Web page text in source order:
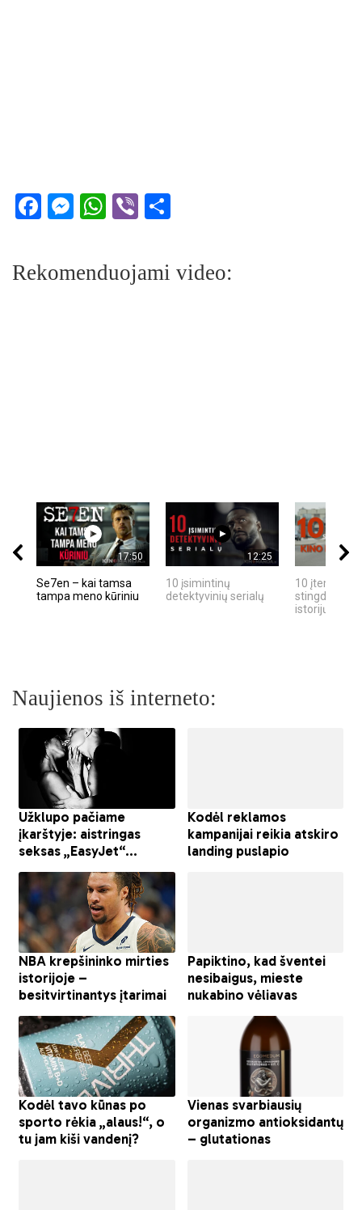
Facebook
Messenger
WhatsApp
Viber
Rekomenduojami video:
17:50
Se7en – kai tamsa
tampa meno kūriniu
12:25
10 įsimintinų
detektyvinių serialų
10 įtemptų,
stingdančių
istorijų
Naujienos iš interneto: